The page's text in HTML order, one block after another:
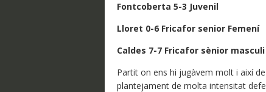
​Fontcoberta 5-3 Juvenil
Lloret 0-6 Fricafor senior Femení
Caldes 7-7 Fricafor sènior
Partit on ens hi jugàvem molt i així
plantejament de molta intensitat